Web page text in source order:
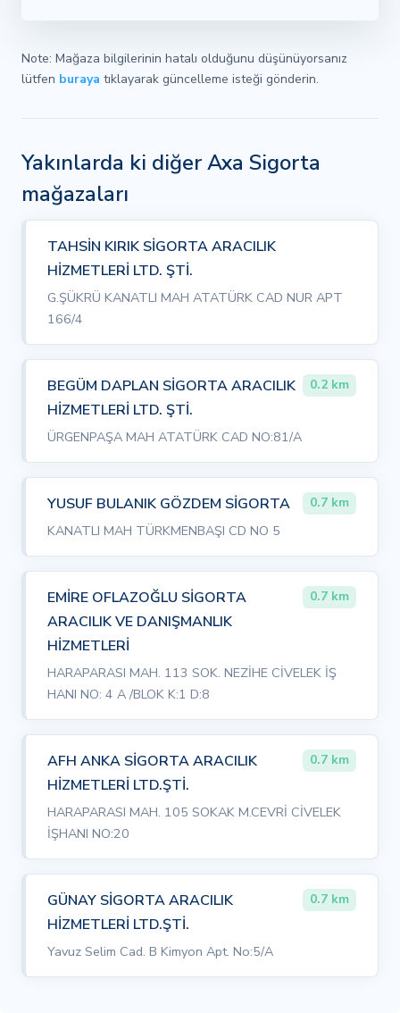
Note: Mağaza bilgilerinin hatalı olduğunu düşünüyorsanız
lütfen buraya tıklayarak güncelleme isteği gönderin.
Yakınlarda ki diğer Axa Sigorta
mağazaları
TAHSİN KIRIK SİGORTA ARACILIK
HİZMETLERİ LTD. ŞTİ.
G.ŞÜKRÜ KANATLI MAH ATATÜRK CAD NUR APT
166/4
BEGÜM DAPLAN SİGORTA ARACILIK
HİZMETLERİ LTD. ŞTİ.
0.2 km
ÜRGENPAŞA MAH ATATÜRK CAD NO:81/A
YUSUF BULANIK GÖZDEM SİGORTA 0.7 km
KANATLI MAH TÜRKMENBAŞI CD NO 5
EMİRE OFLAZOĞLU SİGORTA
ARACILIK VE DANIŞMANLIK
HİZMETLERİ
0.7 km
HARAPARASI MAH. 113 SOK. NEZİHE CİVELEK İŞ
HANI NO: 4 A /BLOK K:1 D:8
AFH ANKA SİGORTA ARACILIK
HİZMETLERİ LTD.ŞTİ.
0.7 km
HARAPARASI MAH. 105 SOKAK M.CEVRİ CİVELEK
İŞHANI NO:20
GÜNAY SİGORTA ARACILIK
HİZMETLERİ LTD.ŞTİ.
0.7 km
Yavuz Selim Cad. B Kimyon Apt. No:5/A